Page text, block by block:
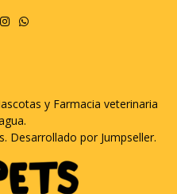
y Farmacia veterinaria
Desarrollado por Jumpseller.